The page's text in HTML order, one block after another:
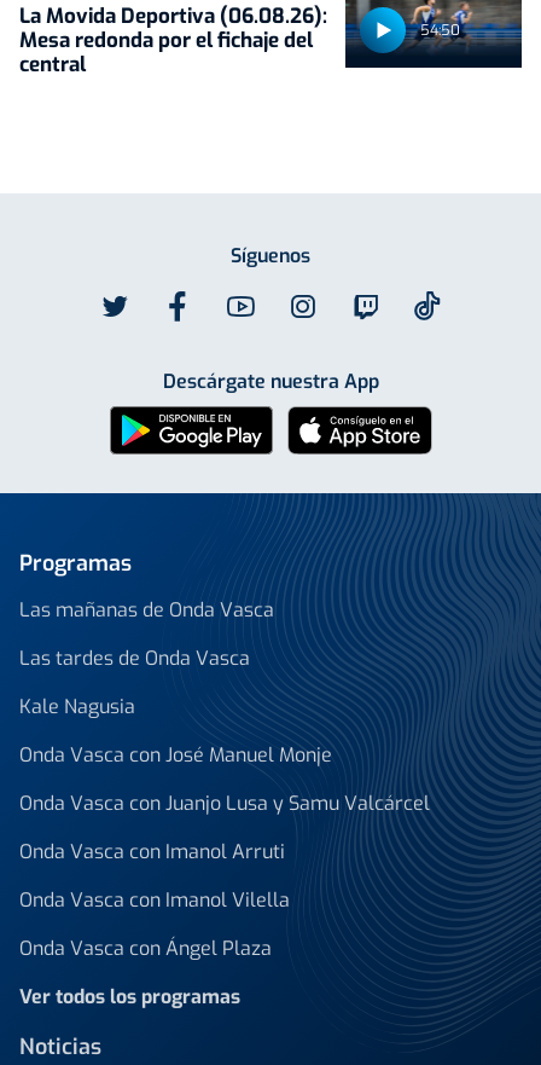
54:50
La Movida Deportiva (06.08.26):
Mesa redonda por el fichaje del
central
Síguenos
Descárgate nuestra App
Programas
Las mañanas de Onda Vasca
Las tardes de Onda Vasca
Kale Nagusia
Onda Vasca con José Manuel Monje
Onda Vasca con Juanjo Lusa y Samu Valcárcel
Onda Vasca con Imanol Arruti
Onda Vasca con Imanol Vilella
Onda Vasca con Ángel Plaza
Ver todos los programas
Noticias